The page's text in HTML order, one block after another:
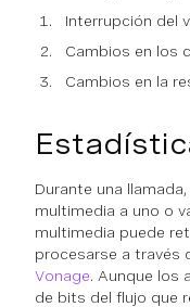
Interrupción del
Cambios en los
Cambios en la
Durante una
multimedia a uno o
multimedia puede
procesarse a través
Vonage. Aunque los
de bits del flujo que